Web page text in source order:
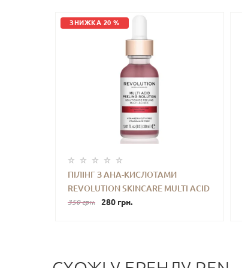
ЗНИЖКА 20 %
ПІЛІНГ З AHA-КИСЛОТАМИ
REVOLUTION SKINCARE MULTI ACID
PEELING SOLUTION 30 ML
350 грн. 280 грн.